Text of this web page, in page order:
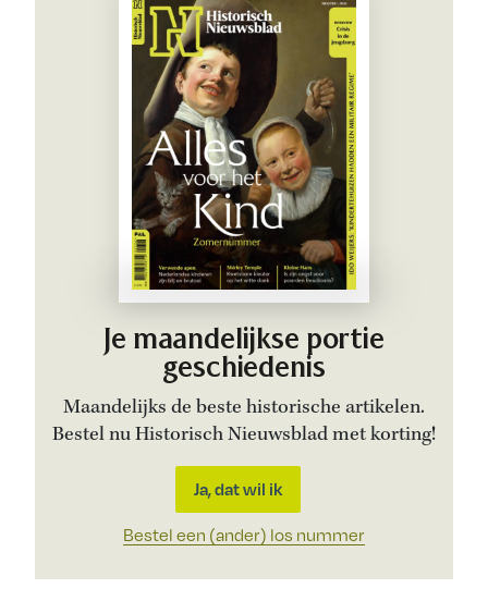
Je maandelijkse portie
geschiedenis
Maandelijks de beste historische artikelen.
Bestel nu Historisch Nieuwsblad met korting!
Ja, dat wil ik
Bestel een (ander) los nummer